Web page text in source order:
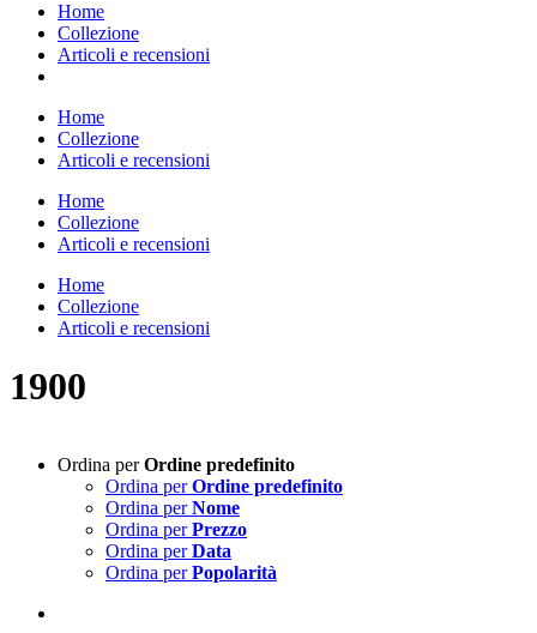
Home
Collezione
Articoli e recensioni
Home
Collezione
Articoli e recensioni
Home
Collezione
Articoli e recensioni
Home
Collezione
Articoli e recensioni
1900
Ordina perOrdine predefinito
Ordina perOrdine predefinito
Ordina perNome
Ordina perPrezzo
Ordina perData
Ordina perPopolarità